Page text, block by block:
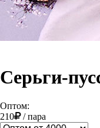
Серьги-
Оптом:
210
/пара